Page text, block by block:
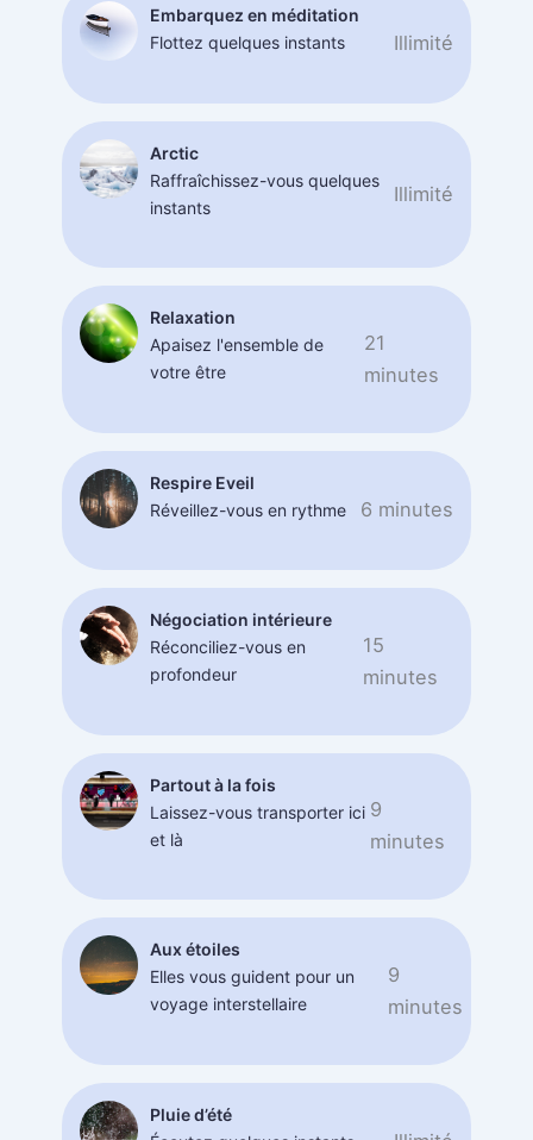
Embarquez en méditation
Flottez quelques instants
Illimité
Arctic
Raffraîchissez-vous quelques
instants
Illimité
Relaxation
Apaisez l'ensemble de
votre être
21
minutes
Respire Eveil
Réveillez-vous en rythme
6 minutes
Négociation intérieure
Réconciliez-vous en
profondeur
15
minutes
Partout à la fois
Laissez-vous transporter ici
et là
9
minutes
Aux étoiles
Elles vous guident pour un
voyage interstellaire
9
minutes
Pluie d’été